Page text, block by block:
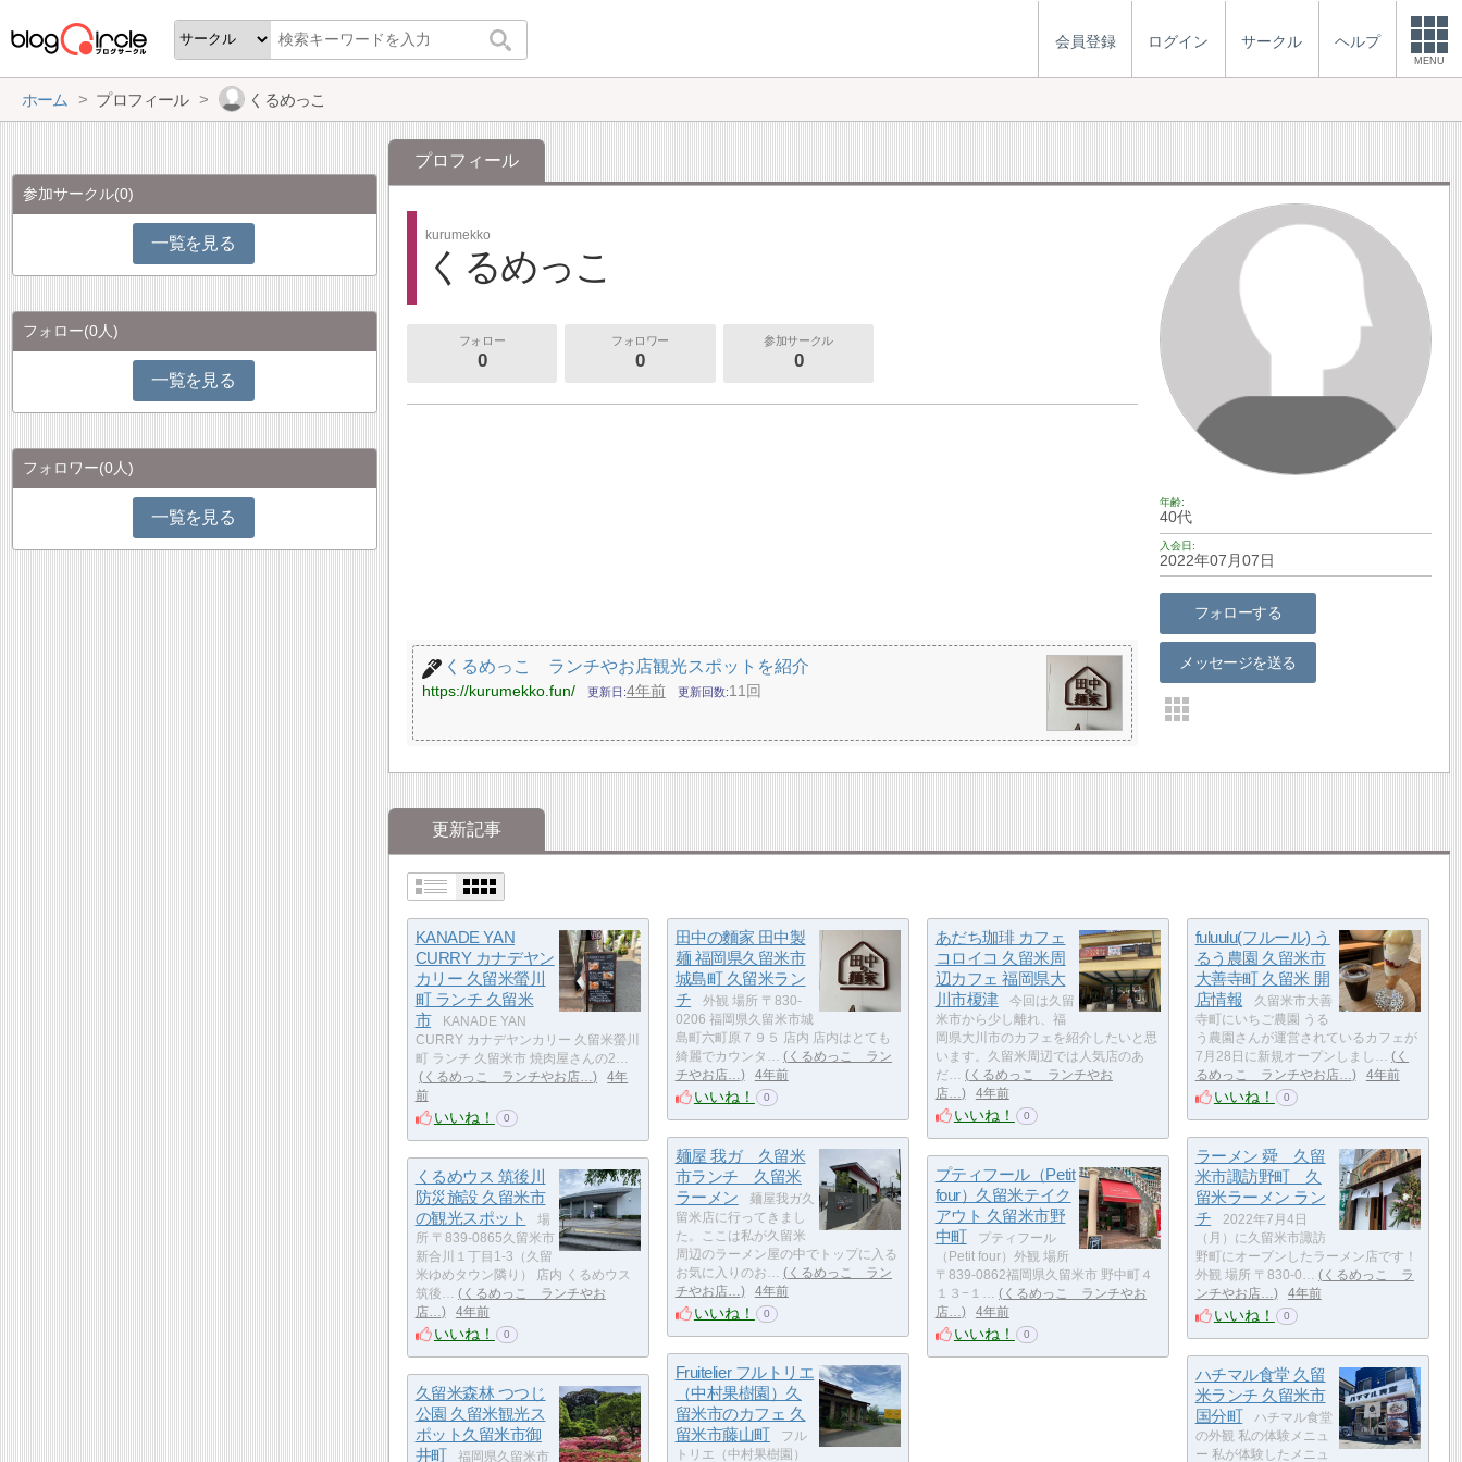
会員登録 ログイン サークル ヘルプ
MENU
ホーム プロフィール くるめっこ
プロフィール
kurumekko
くるめっこ
フォロー
0
フォロワー
0
参加サークル
0
年齢
40代
入会日
2022年07月07日
フォローする
メッセージを送る
くるめっこ ランチやお店観光スポットを紹介
https://kurumekko.fun/ 更新日 4年前 更新回数 11回
更新記事
KANADE YAN
CURRY カナデヤン
カリー 久留米螢川
町 ランチ 久留米
市
KANADE YAN
CURRY カナデヤンカリー 久留米螢川
町 ランチ 久留米市 焼肉屋さんの2…
くるめっこ ランチやお店…
4年
前
いいね！ 0
田中の麵家 田中製
麺 福岡県久留米市
城島町 久留米ラン
チ
外観 場所 〒830-
0206 福岡県久留米市城
島町六町原７９５ 店内 店内はとても
綺麗でカウンタ…
くるめっこ ラン
チやお店…
4年前
いいね！ 0
あだち珈琲 カフェ
コロイコ 久留米周
辺カフェ 福岡県大
川市榎津
今回は久留
米市から少し離れ、福
岡県大川市のカフェを紹介したいと思
います。久留米周辺では人気店のあ
だ…
くるめっこ ランチやお
店…
4年前
いいね！ 0
fuluulu(フルール) う
るう農園 久留米市
大善寺町 久留米 開
店情報
久留米市大善
寺町にいちご農園 うる
う農園さんが運営されているカフェが
7月28日に新規オープンしまし…
く
るめっこ ランチやお店…
4年前
いいね！ 0
麺屋 我ガ 久留米
市ランチ 久留米
ラーメン
麺屋我ガ久
留米店に行ってきまし
た。ここは私が久留米
周辺のラーメン屋の中でトップに入る
お気に入りのお…
くるめっこ ラン
チやお店…
4年前
いいね！ 0
ラーメン 舜 久留
米市諏訪野町 久
留米ラーメン ラン
チ
2022年7月4日
（月）に久留米市諏訪
野町にオープンしたラーメン店です！
外観 場所 〒830-0…
くるめっこ ラ
ンチやお店…
4年前
いいね！ 0
プティフール（Petit
four）久留米テイク
アウト 久留米市野
中町
プティフール
（Petit four）外観 場所
〒839-0862福岡県久留米市 野中町４
１３−１…
くるめっこ ランチやお
店…
4年前
いいね！ 0
くるめウス 筑後川
防災施設 久留米市
の観光スポット
場
所 〒839-0865久留米市
新合川１丁目1-3（久留
米ゆめタウン隣り） 店内 くるめウス
筑後…
くるめっこ ランチやお
店…
4年前
いいね！ 0
Fruitelier フルトリエ
（中村果樹園）久
留米市のカフェ 久
留米市藤山町
フル
トリエ（中村果樹園）
ハチマル食堂 久留
米ランチ 久留米市
国分町
ハチマル食堂
の外観 私の体験メニュ
ー 私が体験したメニュ
久留米森林 つつじ
公園 久留米観光ス
ポット久留米市御
井町
福岡県久留米市
参加サークル(0)
一覧を見る
フォロー(0人)
一覧を見る
フォロワー(0人)
一覧を見る